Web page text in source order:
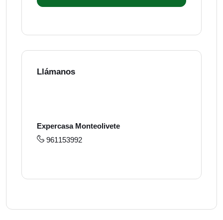
Llámanos
Expercasa Monteolivete
961153992